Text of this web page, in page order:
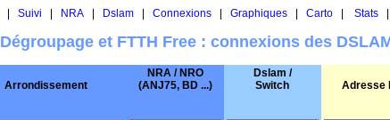
Suivi NRA| Dslam| Connexions| Graphiques| Carto| Stats|
Dégroupage et FTTH Free : connexions des
Arrondissement
NRA / NRO
(ANJ75, BD ...)
Dslam /
Switch
Adresse